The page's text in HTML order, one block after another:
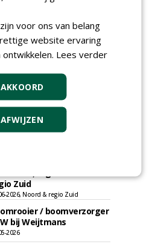
specialist bij
40 uur
2026, Schalkwijk
bij
40 uur
2026, Schalkwijk
(HBO - 40 uur)
Zuid
2026, Noord & regio Zuid
/ boomverzorger
bij Weijtmans
2026
voor ons van belang
website ervaring
Lees verder
AKKOORD
AFWIJZEN